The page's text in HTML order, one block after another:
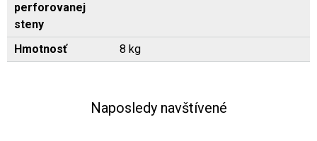
perforovanej
steny
Hmotnosť 8 kg
Naposledy navštívené